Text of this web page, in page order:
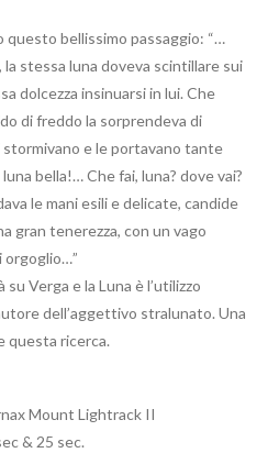
bellissimo passaggio: “…
stessa luna doveva scintillare sui
dolcezza insinuarsi in lui. Che
di freddo la sorprendeva di
e le portavano tante
bella!… Che fai, luna? dove vai?
le mani esili e delicate, candide
gran tenerezza, con un vago
orgoglio…”
Verga e la Luna è l’utilizzo
dell’aggettivo stralunato. Una
questa ricerca.
Mount Lightrack II
& 25 sec.